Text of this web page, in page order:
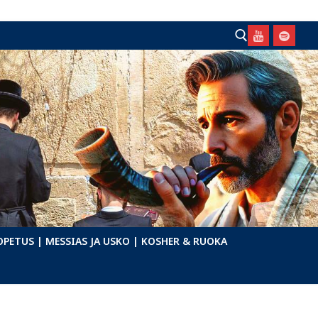
Hae:
| MESSIAS JA USKO | KOSHER & RUOKA